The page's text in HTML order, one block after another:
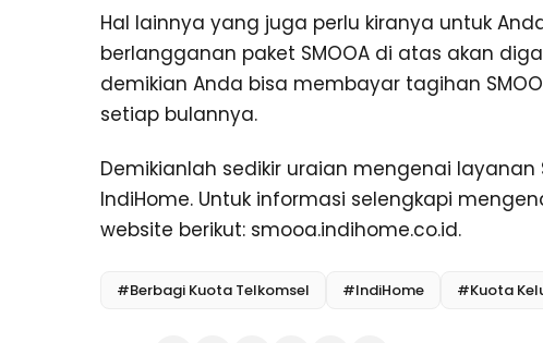
Hal lainnya yang juga perlu kiranya untuk
berlangganan paket SMOOA di atas akan
demikian Anda bisa membayar tagihan
setiap bulannya.
Demikianlah sedikir uraian mengenai
IndiHome. Untuk informasi selengkapi
website berikut: smooa.indihome.co.id.
#Berbagi Kuota Telkomsel #IndiHome #Kuota